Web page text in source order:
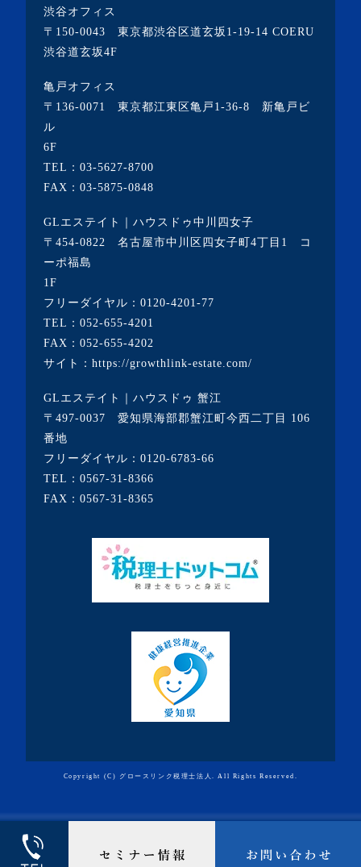
渋谷オフィス
〒150-0043 東京都渋谷区道玄坂1-19-14 COERU
渋谷道玄坂4F
亀戸オフィス
〒136-0071 東京都江東区亀戸1-36-8 新亀戸ビ
ル
6F
TEL： 03-5627-8700
FAX：03-5875-0848
GLエステイト｜ハウスドゥ中川四女子
〒454-0822 名古屋市中川区四女子町4丁目1 コ
ーポ福島
1F
フリーダイヤル： 0120-4201-77
TEL： 052-655-4201
FAX：052-655-4202
サイト： https://growthlink-estate.com/
GLエステイト｜ハウスドゥ 蟹江
〒497-0037 愛知県海部郡蟹江町今西二丁目 106
番地
フリーダイヤル： 0120-6783-66
TEL： 0567-31-8366
FAX：0567-31-8365
Copyright (C) グロースリンク税理士法人. All Rights Reserved.